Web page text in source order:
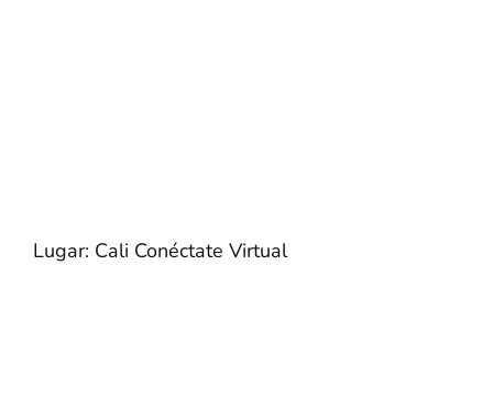
Lugar: Cali Conéctate Virtual